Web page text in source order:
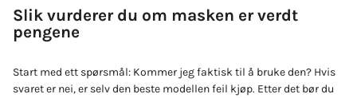
Slik vurderer du om masken er verdt
pengene
Start med ett spørsmål: Kommer jeg faktisk til å bruke den? Hvis
svaret er nei, er selv den beste modellen feil kjøp. Etter det bør du